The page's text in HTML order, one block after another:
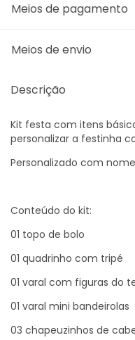
Meios de pagamento
Meios de envio
Descrição
Kit festa com itens
personalizar a festinha
Personalizado com
Conteúdo do kit:
01 topo de bolo
01 quadrinho com tripé
01 varal com figuras do
01 varal mini bandeirolas
03 chapeuzinhos de